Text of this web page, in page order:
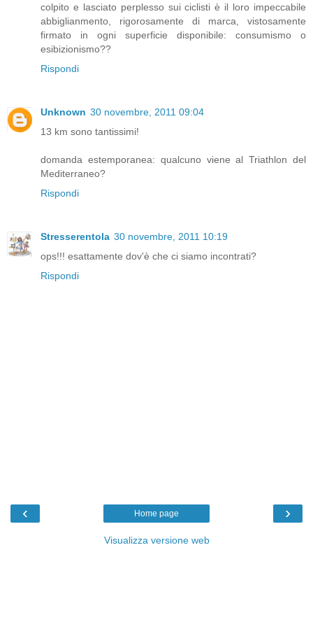
colpito e lasciato perplesso sui ciclisti è il loro impeccabile
abbiglianmento, rigorosamente di marca, vistosamente
firmato in ogni superficie disponibile: consumismo o
esibizionismo??
Rispondi
Unknown 30 novembre, 2011 09:04
13 km sono tantissimi!
domanda estemporanea: qualcuno viene al Triathlon del
Mediterraneo?
Rispondi
Stresserentola 30 novembre, 2011 10:19
ops!!! esattamente dov'è che ci siamo incontrati?
Rispondi
‹ ›
Home page
Visualizza versione web